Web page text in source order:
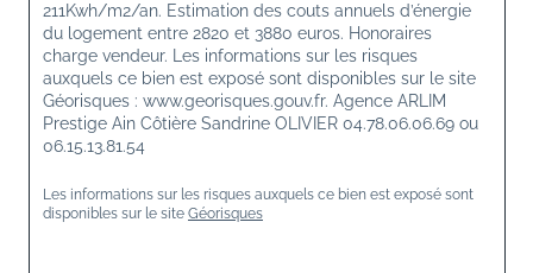
211Kwh/m2/an. Estimation des couts annuels d’énergie
du logement entre 2820 et 3880 euros. Honoraires
charge vendeur. Les informations sur les risques
auxquels ce bien est exposé sont disponibles sur le site
Géorisques : www.georisques.gouv.fr. Agence ARLIM
Prestige Ain Côtière Sandrine OLIVIER 04.78.06.06.69 ou
06.15.13.81.54
Les informations sur les risques auxquels ce bien est exposé sont
disponibles sur le site Géorisques